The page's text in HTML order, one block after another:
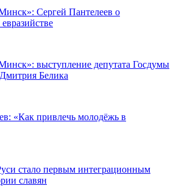
Сергей Пантелеев о
выступление депутата Госдумы
Белика
«Как привлечь молодёжь в
стало первым интеграционным
славян